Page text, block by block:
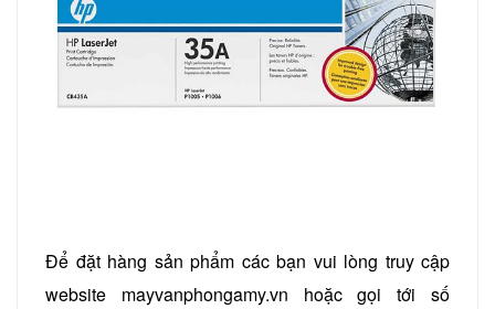
Để đặt hàng sản phẩm các bạn vui lòng truy cập
website mayvanphongamy.vn hoặc gọi tới số